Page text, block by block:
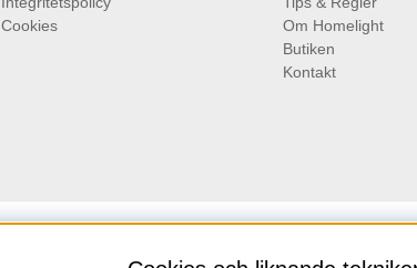
Cookies
Om Homelight
Butiken
Kontakt